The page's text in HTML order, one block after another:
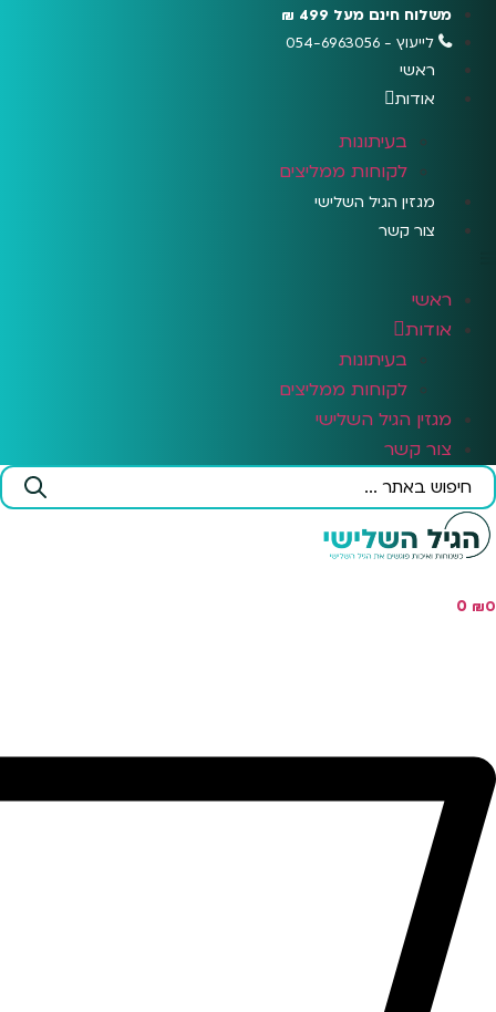
לתוכן
משלוח חינם מעל 499 ₪
לייעוץ - 054-6963056
ראשי
אודות
בעיתונות
לקוחות ממליצים
מגזין הגיל השלישי
צור קשר
ראשי
אודות
בעיתונות
לקוחות ממליצים
מגזין הגיל השלישי
צור קשר
Search
...
₪0
0